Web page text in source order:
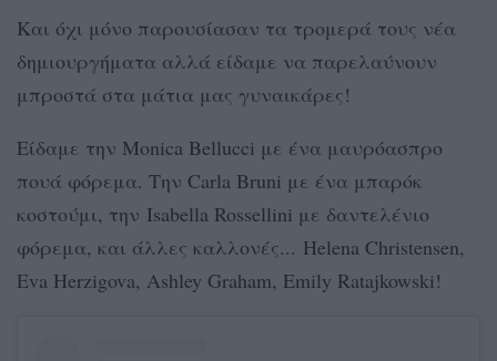
Και όχι μόνο παρουσίασαν τα τρομερά τους νέα
δημιουργήματα αλλά είδαμε να παρελαύνουν
μπροστά στα μάτια μας γυναικάρες!
Είδαμε την Monica Bellucci με ένα μαυρόασπρο
πουά φόρεμα. Την Carla Bruni με ένα μπαρόκ
κοστούμι, την Isabella Rossellini με δαντελένιο
φόρεμα, και άλλες καλλονές... Helena Christensen,
Eva Herzigova, Ashley Graham, Emily Ratajkowski!